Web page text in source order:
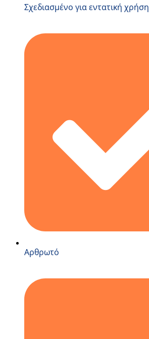
Σχεδιασμένο για εντατική χρήση
Αρθρωτό